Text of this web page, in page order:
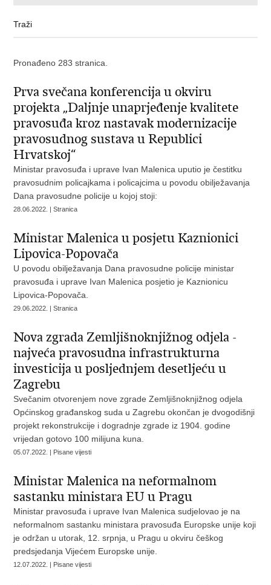
Pronađeno 283 stranica.
Prva svečana konferencija u okviru
projekta „Daljnje unaprjeđenje kvalitete
pravosuđa kroz nastavak modernizacije
pravosudnog sustava u Republici
Hrvatskoj“
Ministar pravosuđa i uprave Ivan Malenica uputio je čestitku
pravosudnim policajkama i policajcima u povodu obilježavanja
Dana pravosudne policije u kojoj stoji:
28.06.2022. | Stranica
Ministar Malenica u posjetu Kaznionici
Lipovica-Popovača
U povodu obilježavanja Dana pravosudne policije ministar
pravosuđa i uprave Ivan Malenica posjetio je Kaznionicu
Lipovica-Popovača.
29.06.2022. | Stranica
Nova zgrada Zemljišnoknjižnog odjela -
najveća pravosudna infrastrukturna
investicija u posljednjem desetljeću u
Zagrebu
Svečanim otvorenjem nove zgrade Zemljišnoknjižnog odjela
Općinskog građanskog suda u Zagrebu okončan je dvogodišnji
projekt rekonstrukcije i dogradnje zgrade iz 1904. godine
vrijedan gotovo 100 milijuna kuna.
05.07.2022. | Pisane vijesti
Ministar Malenica na neformalnom
sastanku ministara EU u Pragu
Ministar pravosuđa i uprave Ivan Malenica sudjelovao je na
neformalnom sastanku ministara pravosuđa Europske unije koji
je održan u utorak, 12. srpnja, u Pragu u okviru češkog
predsjedanja Vijećem Europske unije.
12.07.2022. | Pisane vijesti